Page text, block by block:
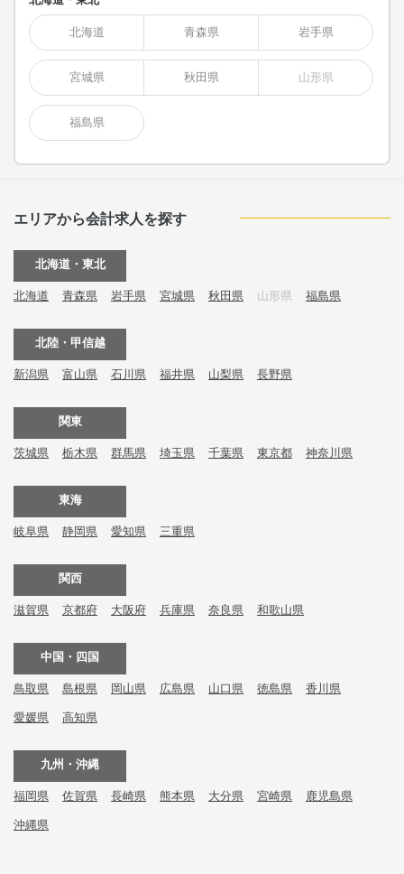
北海道 青森県 岩手県
宮城県 秋田県 山形県
福島県
エリアから会計求人を探す
北海道・東北
北海道 青森県 岩手県 宮城県 秋田県 山形県 福島県
北陸・甲信越
新潟県 富山県 石川県 福井県 山梨県 長野県
関東
茨城県 栃木県 群馬県 埼玉県 千葉県 東京都 神奈川県
東海
岐阜県 静岡県 愛知県 三重県
関西
滋賀県 京都府 大阪府 兵庫県 奈良県 和歌山県
中国・四国
鳥取県 島根県 岡山県 広島県 山口県 徳島県 香川県
愛媛県 高知県
九州・沖縄
福岡県 佐賀県 長崎県 熊本県 大分県 宮崎県 鹿児島県
沖縄県